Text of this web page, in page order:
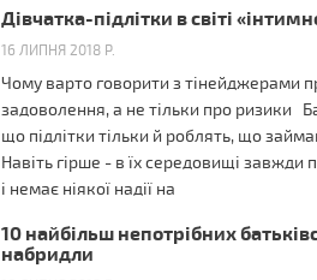
Дівчатка-підлітки в світі
16 ЛИПНЯ 2018 Р.
Чому варто говорити з тінейджерами
задоволення, а не тільки про ризики
що підлітки тільки й роблять, що
Навіть гірше - в їх середовищі завжди
і немає ніякої надії на
10 найбільш непотрібних
набридли